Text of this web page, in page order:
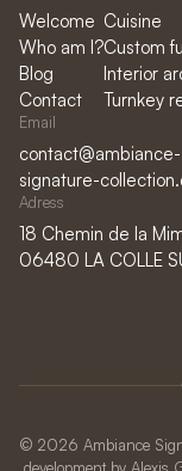
Welcome
Who am I?
Blog
Contact
Cuisine
Custom
Interior
Turnkey
Email
contact@ambiance-
signature-
Adress
18 Chemin de la
06480 LA COLLE
© 2026 Ambiance
development by Alexis